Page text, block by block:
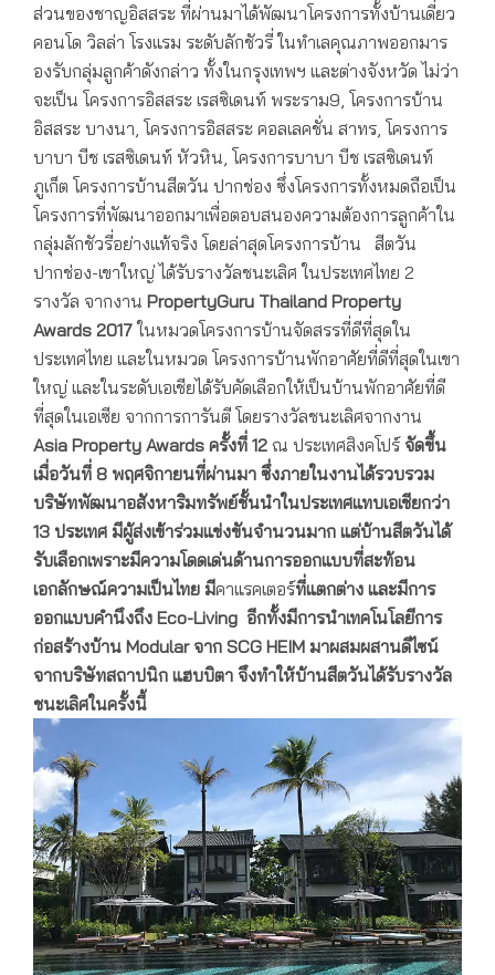
ส่วนของชาญอิสสระ ที่ผ่านมาได้พัฒนาโครงการทั้งบ้านเดี่ยว
คอนโด วิลล่า โรงแรม ระดับลักชัวรี่ ในทำเลคุณภาพออกมาร
องรับกลุ่มลูกค้าดังกล่าว ทั้งในกรุงเทพฯ และต่างจังหวัด ไม่ว่า
จะเป็น โครงการอิสสระ เรสซิเดนท์ พระราม9, โครงการบ้าน
อิสสระ บางนา, โครงการอิสสระ คอลเลคชั่น สาทร, โครงการ
บาบา บีช เรสซิเดนท์ หัวหิน, โครงการบาบา บีช เรสซิเดนท์
ภูเก็ต โครงการบ้านสีตวัน ปากช่อง ซึ่งโครงการทั้งหมดถือเป็น
โครงการที่พัฒนาออกมาเพื่อตอบสนองความต้องการลูกค้าใน
กลุ่มลักชัวรี่อย่างแท้จริง โดยล่าสุดโครงการบ้าน สีตวัน
ปากช่อง-เขาใหญ่ ได้รับรางวัลชนะเลิศ ในประเทศไทย 2
รางวัล จากงาน PropertyGuru Thailand Property
Awards 2017ในหมวดโครงการบ้านจัดสรรที่ดีที่สุดใน
ประเทศไทย และในหมวด โครงการบ้านพักอาศัยที่ดีที่สุดในเขา
ใหญ่ และในระดับเอเชียได้รับคัดเลือกให้เป็นบ้านพักอาศัยที่ดี
ที่สุดในเอเซีย จากการการันตี โดยรางวัลชนะเลิศจากงาน
Asia Property Awards ครั้งที่ 12 ณ ประเทศสิงคโปร์ จัดขึ้น
เมื่อวันที่ 8 พฤศจิกายนที่ผ่านมา ซึ่งภายในงานได้รวบรวม
บริษัทพัฒนาอสังหาริมทรัพย์ชั้นนำในประเทศแทบเอเชียกว่า
13 ประเทศ มีผู้ส่งเข้าร่วมแข่งขันจำนวนมาก แต่บ้านสีตวันได้
รับเลือกเพราะมีความโดดเด่นด้านการออกแบบที่สะท้อน
เอกลักษณ์ความเป็นไทย มีคาแรคเตอร์ที่แตกต่าง และมีการ
ออกแบบคำนึงถึง Eco-Living อีกทั้งมีการนำเทคโนโลยีการ
ก่อสร้างบ้าน Modular จาก SCG HEIM มาผสมผสานดีไซน์
จากบริษัทสถาปนิก แฮบบิตา จึงทำให้บ้านสีตวันได้รับรางวัล
ชนะเลิศในครั้งนี้